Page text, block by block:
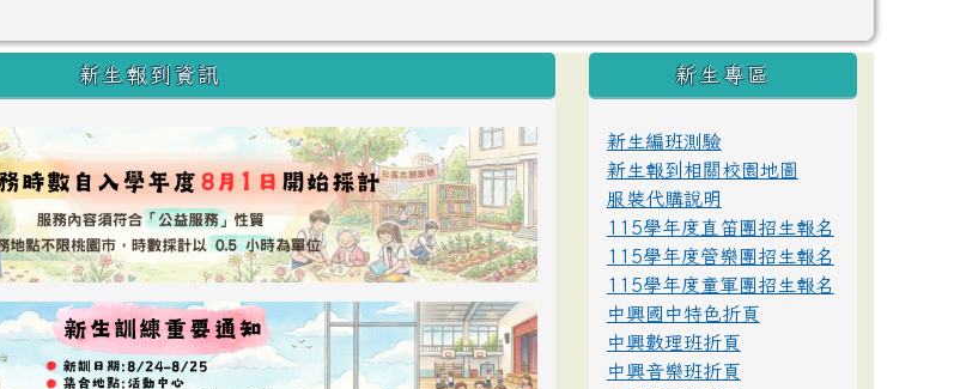
新生報到資訊
:::
新生專區
新生編班測驗
新生報到相關校園地圖
服裝代購說明
115學年度直笛團招生報名
115學年度管樂團招生報名
115學年度童軍團招生報名
中興國中特色折頁
中興數理班折頁
中興音樂班折頁